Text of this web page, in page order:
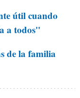
útil cuando
a todos"
de la familia